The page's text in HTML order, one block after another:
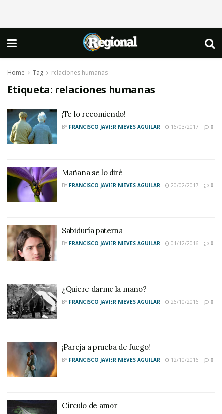
Home Tag relaciones humanas
Etiqueta: relaciones humanas
¡Te lo recomiendo!
BY FRANCISCO JAVIER NIEVES AGUILAR 16/03/2017 0
Mañana se lo diré
BY FRANCISCO JAVIER NIEVES AGUILAR 20/02/2017 0
Sabiduría paterna
BY FRANCISCO JAVIER NIEVES AGUILAR 01/12/2016 0
¿Quiere darme la mano?
BY FRANCISCO JAVIER NIEVES AGUILAR 26/10/2016 0
¡Pareja a prueba de fuego!
BY FRANCISCO JAVIER NIEVES AGUILAR 12/10/2016 0
Círculo de amor